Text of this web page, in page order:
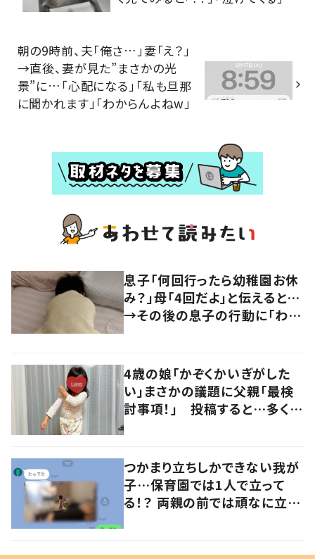
朝の9時前、夫「俺さ…」妻「え？」
→直後、妻が見た”まさかの光
景”に…「心配になる」「私も旦那
に聞かれます」「わからんよねw」
息子「何回行ったら幼稚園お休
み？」母「4回だよ」と伝えると…
→その後の息子の行動に「わか
4歳の娘「かぞくかいぎがした
い」まさかの議題に父親「最検
討事項！」 投稿すると…多くの
つかまり立ちしかできない我が
子…保育園では1人で立って
る！？ 両親の前では頑なに立た